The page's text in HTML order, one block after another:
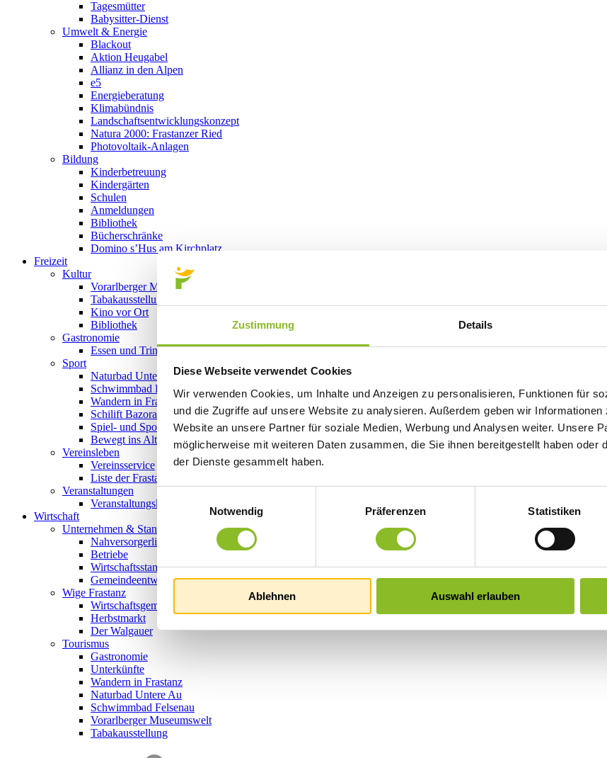
Zustimmung Details
Diese Webseite verwendet Cookies
Wir verwenden Cookies, um Inhalte und Anzeigen zu personalisieren, Funktionen für
und die Zugriffe auf unsere Website zu analysieren. Außerdem geben wir
Website an unsere Partner für soziale Medien, Werbung und Analysen weiter. Unsere
möglicherweise mit weiteren Daten zusammen, die Sie ihnen bereitgestellt haben oder
der Dienste gesammelt haben.
Notwendig
Präferenzen Statistiken
Ablehnen Auswahl erlauben
Tagesmütter
Babysitter-Dienst
Umwelt & Energie
Blackout
Aktion Heugabel
Allianz in den Alpen
e5
Energieberatung
Klimabündnis
Landschaftsentwicklungskonzept
Natura 2000: Frastanzer Ried
Photovoltaik-Anlagen
Bildung
Kinderbetreuung
Kindergärten
Schulen
Anmeldungen
Bibliothek
Bücherschränke
Domino s’Hus am Kirchplatz
Freizeit
Kultur
Vorarlberger Museumswelt
Tabakausstellung
Kino vor Ort
Bibliothek
Gastronomie
Essen und Trinken in Frastanz
Sport
Naturbad Untere Au
Schwimmbad Felsenau
Wandern in Frastanz
Schilift Bazora
Spiel- und Sportstätten
Bewegt ins Alter
Vereinsleben
Vereinsservice
Liste der Frastanzer Vereine
Veranstaltungen
Veranstaltungskalender
Wirtschaft
Unternehmen & Standort
Nahversorgerliste
Betriebe
Wirtschaftsstandort Frastanz
Gemeindeentwicklung
Wige Frastanz
Wirtschaftsgemeinschaft
Herbstmarkt
Der Walgauer
Tourismus
Gastronomie
Unterkünfte
Wandern in Frastanz
Naturbad Untere Au
Schwimmbad Felsenau
Vorarlberger Museumswelt
Tabakausstellung